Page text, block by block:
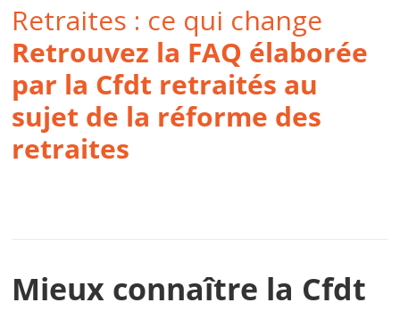
Retraites : ce qui change
Retrouvez la FAQ élaborée
par la Cfdt retraités au
sujet de la réforme des
retraites
Mieux connaître la Cfdt